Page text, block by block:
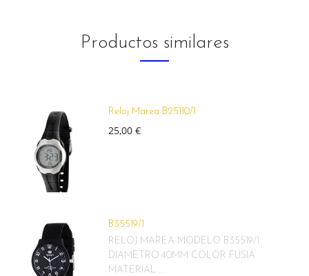
Productos similares
Reloj Marea B25110/1
25,00 €
B35519/1
RELOJ MAREA MODELO B35519/1
DIAMETRO:40MM COLOR FUSIA
MATERIAL ...